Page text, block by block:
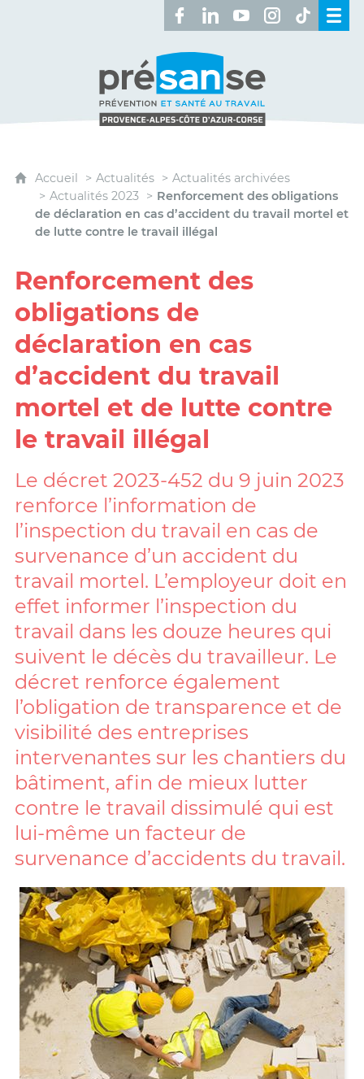
Retrouvez-nous sur Facebook
Retrouvez-nous sur
Retrouvez-nous sur
Retrouvez-
Accueil Actualités
Actualités archivées
Actualités 2023
Renforcement des obligations
de déclaration en cas d’accident du travail mortel et
de lutte contre le travail illégal
Renforcement des
obligations de
déclaration en cas
d’accident du travail
mortel et de lutte contre
le travail illégal
Le décret 2023-452 du 9 juin 2023
renforce l’information de
l’inspection du travail en cas de
survenance d’un accident du
travail mortel. L’employeur doit en
effet informer l’inspection du
travail dans les douze heures qui
suivent le décès du travailleur. Le
décret renforce également
l’obligation de transparence et de
visibilité des entreprises
intervenantes sur les chantiers du
bâtiment, afin de mieux lutter
contre le travail dissimulé qui est
lui-même un facteur de
survenance d’accidents du travail.